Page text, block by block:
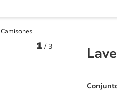
Camisones
1 / 3